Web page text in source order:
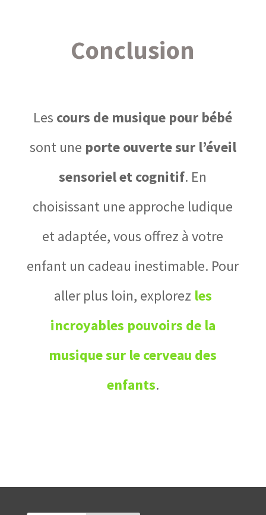
Conclusion
Les cours de musique pour bébé
sont une porte ouverte sur l’éveil
sensoriel et cognitif. En
choisissant une approche ludique
et adaptée, vous offrez à votre
enfant un cadeau inestimable. Pour
aller plus loin, explorez les
incroyables pouvoirs de la
musique sur le cerveau des
enfants.